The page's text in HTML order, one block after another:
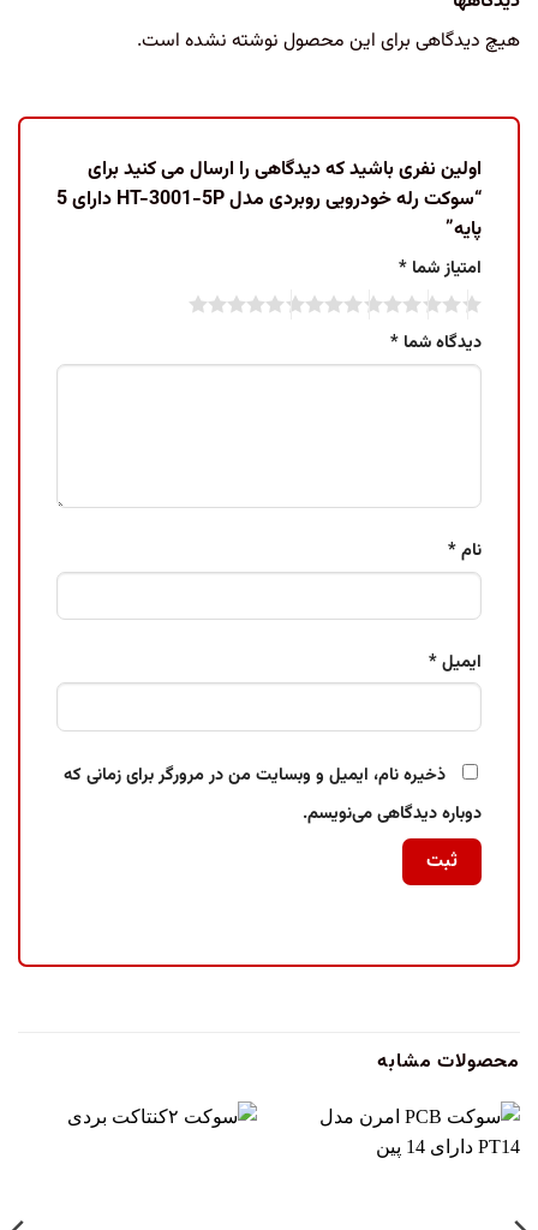
هیچ دیدگاهی برای این محصول نوشته نشده است.
اولین نفری باشید که دیدگاهی را ارسال می کنید برای
“سوکت رله خودرویی روبردی مدل HT-3001-5P دارای 5
پایه”
امتیاز شما *
دیدگاه شما *
نام*
ایمیل*
ذخیره نام، ایمیل و وبسایت من در مرورگر برای زمانی که
دوباره دیدگاهی می‌نویسم.
محصولات مشابه